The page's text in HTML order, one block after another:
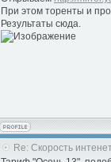
При этом торенты и
Результаты сюда.
Re: Скорость